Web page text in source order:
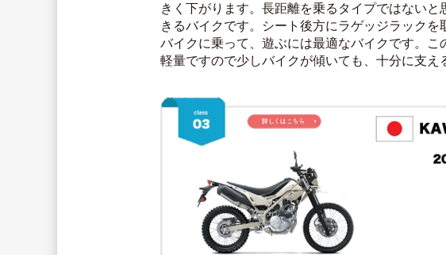
きく下がります。長距離を乗るタイプではない
きるバイクです。シート後方にラゲッジラック
バイクに乗って、遊ぶには最適なバイクです。
軽量ですので少しバイクが傾いても、十分に支え